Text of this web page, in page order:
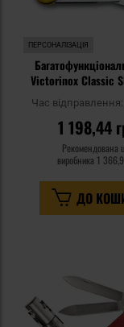
ПЕРСОНАЛІЗАЦІЯ
Victorinox Classic
Час відправлення:
1 198,44
Рекомендована
виробника 1
ДО